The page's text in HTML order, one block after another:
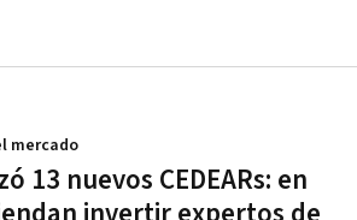
13 nuevos CEDEARs: en
mercado